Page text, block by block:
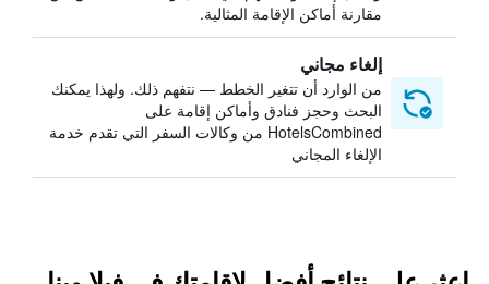
مقارنة أماكن الإقامة المثالية.
إلغاء مجاني
من الوارد أن تتغير الخطط — نتفهم ذلك. ولهذا يمكنك
البحث وحجز فنادق وأماكن إقامة على
HotelsCombined من وكالات السفر التي تقدم خدمة
الإلغاء المجاني